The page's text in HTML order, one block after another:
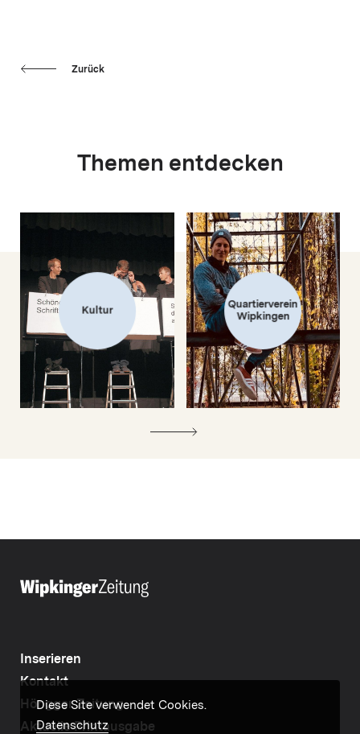
Zurück
Themen entdecken
Kultur
Quartierverein
Wipkingen
Inserieren
Kontakt
Höngger Zeitung
Aktuelle Printausgabe
Diese Site verwendet Cookies.
Datenschutz